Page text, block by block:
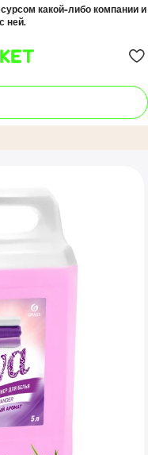
какой-либо компании и
ней.
«EVA» с